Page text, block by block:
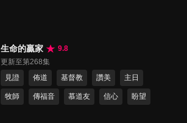
生命的贏家
9.8
更新至第268集
見證
佈道 基督教 讚美 主日
牧師 傳福音 慕道友 信心 盼望